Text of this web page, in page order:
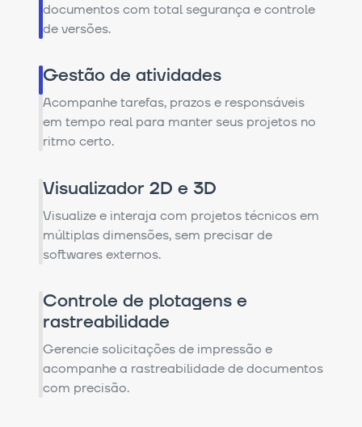
documentos com total segurança e controle
de versões.
Gestão de atividades
Acompanhe tarefas, prazos e responsáveis
em tempo real para manter seus projetos no
ritmo certo.
Visualizador 2D e 3D
Visualize e interaja com projetos técnicos em
múltiplas dimensões, sem precisar de
softwares externos.
Controle de plotagens e
rastreabilidade
Gerencie solicitações de impressão e
acompanhe a rastreabilidade de documentos
com precisão.